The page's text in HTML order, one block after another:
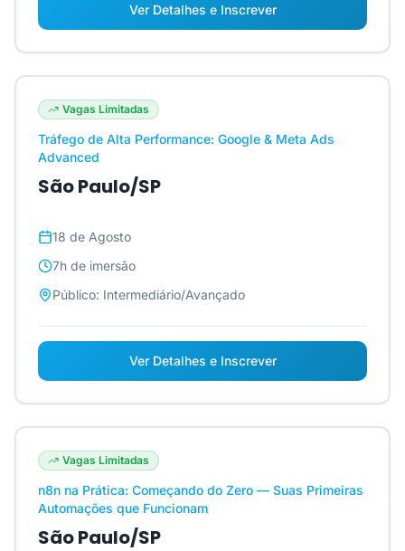
Ver Detalhes e Inscrever
Vagas Limitadas
Tráfego de Alta Performance: Google & Meta Ads
Advanced
São Paulo/SP
18 de Agosto
7h de imersão
Público: Intermediário/Avançado
Ver Detalhes e Inscrever
Vagas Limitadas
n8n na Prática: Começando do Zero — Suas Primeiras
Automações que Funcionam
São Paulo/SP